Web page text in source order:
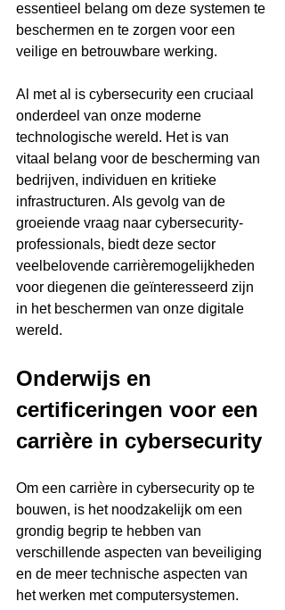
essentieel belang om deze systemen te
beschermen en te zorgen voor een
veilige en betrouwbare werking.
Al met al is cybersecurity een cruciaal
onderdeel van onze moderne
technologische wereld. Het is van
vitaal belang voor de bescherming van
bedrijven, individuen en kritieke
infrastructuren. Als gevolg van de
groeiende vraag naar cybersecurity-
professionals, biedt deze sector
veelbelovende carrièremogelijkheden
voor diegenen die geïnteresseerd zijn
in het beschermen van onze digitale
wereld.
Onderwijs en
certificeringen voor een
carrière in cybersecurity
Om een carrière in cybersecurity op te
bouwen, is het noodzakelijk om een
grondig begrip te hebben van
verschillende aspecten van beveiliging
en de meer technische aspecten van
het werken met computersystemen.